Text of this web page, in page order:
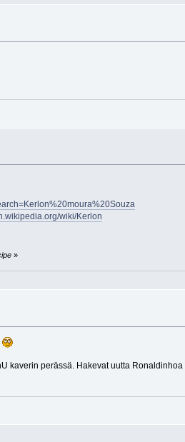
wiki/Kerlon
»
kaverin perässä. Hakevat uutta Ronaldinhoa